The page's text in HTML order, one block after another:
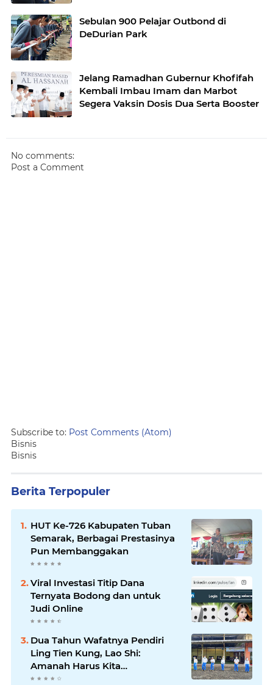
Sebulan 900 Pelajar Outbond di
DeDurian Park
Jelang Ramadhan Gubernur Khofifah
Kembali Imbau Imam dan Marbot
Segera Vaksin Dosis Dua Serta Booster
No comments:
Post a Comment
Subscribe to: Post Comments (Atom)
Bisnis
Bisnis
Berita Terpopuler
HUT Ke-726 Kabupaten Tuban
Semarak, Berbagai Prestasinya
Pun Membanggakan
Viral Investasi Titip Dana
Ternyata Bodong dan untuk
Judi Online
Dua Tahun Wafatnya Pendiri
Ling Tien Kung, Lao Shi:
Amanah Harus Kita
Laksanakan!